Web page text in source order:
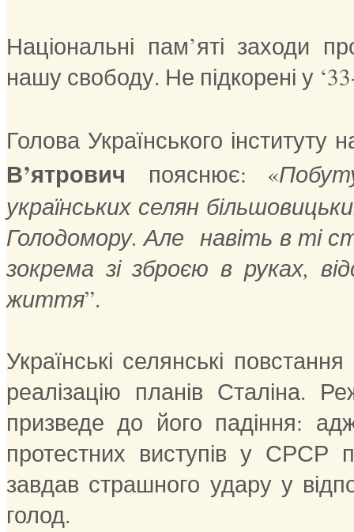
Національні пам’яті заходи
нашу свободу. Не підкорені у
Голова Українського інституту
В’ятрович пояснює: «
українських селян
Голодомору. Але навіть в ті
зокрема зі зброєю в руках,
життя”.
Українські селянські
реалізацію планів Сталіна.
призведе до його падіння:
протестних виступів у СРСР
завдав страшного удару у
голод.